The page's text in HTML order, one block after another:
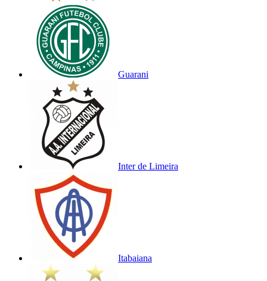
Guarani
Inter de Limeira
Itabaiana